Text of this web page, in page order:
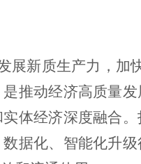
展新质生产力，加
是推动经济高质量发
体经济深度融合
数据化、智能化升级